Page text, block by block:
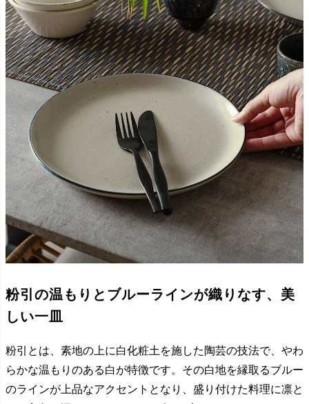
粉引の温もりとブルーラインが織りなす、美
しい一皿
粉引とは、素地の上に白化粧土を施した陶芸の技法で、やわ
らかな温もりのある白が特徴です。その白地を縁取るブルー
のラインが上品なアクセントとなり、盛り付けた料理に凛と